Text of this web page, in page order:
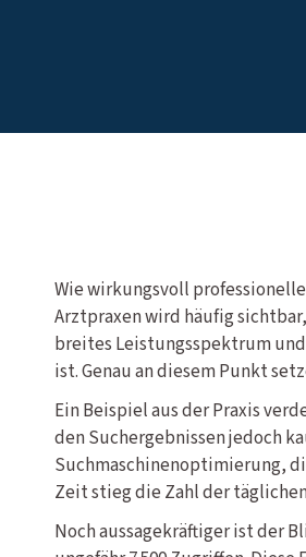
Wie wirkungsvoll
Arztpraxen wird häufig
breites Leistungsspektrum
ist. Genau an diesem Punkt
Ein Beispiel aus der Praxis
den Suchergebnissen jedoch
Suchmaschinenoptimierung,
Zeit stieg die Zahl der
Noch aussagekräftiger ist der